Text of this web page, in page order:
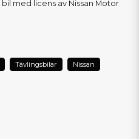
med licens av Nissan Motor
Tävlingsbilar Nissan